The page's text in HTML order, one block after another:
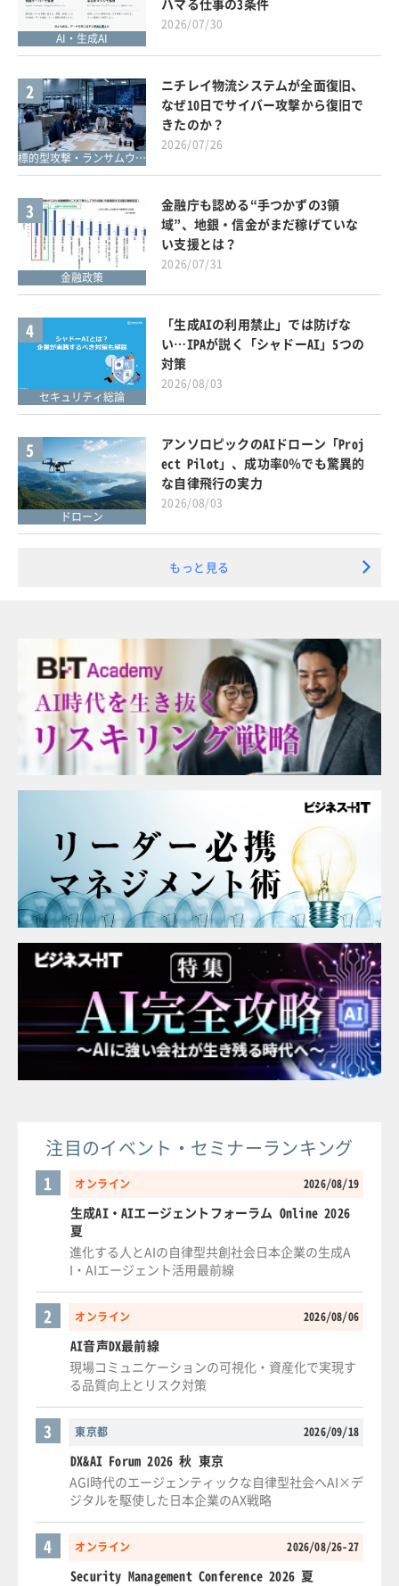
AI・生成AI
ハマる仕事の3条件
2026/07/30
2
標的型攻撃・ランサムウェア対策
ニチレイ物流システムが全面復旧、
なぜ10日でサイバー攻撃から復旧で
きたのか？
2026/07/26
3
金融政策
金融庁も認める“手つかずの3領
域”、地銀・信金がまだ稼げていな
い支援とは？
2026/07/31
4
セキュリティ総論
「生成AIの利用禁止」では防げな
い…IPAが説く「シャドーAI」5つの
対策
2026/08/03
5
ドローン
アンソロピックのAIドローン「Proj
ect Pilot」、成功率0％でも驚異的
な自律飛行の実力
2026/08/03
もっと見る
注目のイベント・セミナーランキング
オンライン 2026/08/19
1
生成AI・AIエージェントフォーラム Online 2026
夏
進化する人とAIの自律型共創社会日本企業の生成A
I・AIエージェント活用最前線
オンライン 2026/08/06
2
AI音声DX最前線
現場コミュニケーションの可視化・資産化で実現す
る品質向上とリスク対策
東京都 2026/09/18
3
DX&AI Forum 2026 秋 東京
AGI時代のエージェンティックな自律型社会へAI×デ
ジタルを駆使した日本企業のAX戦略
オンライン 2026/08/26-27
4
Security Management Conference 2026 夏